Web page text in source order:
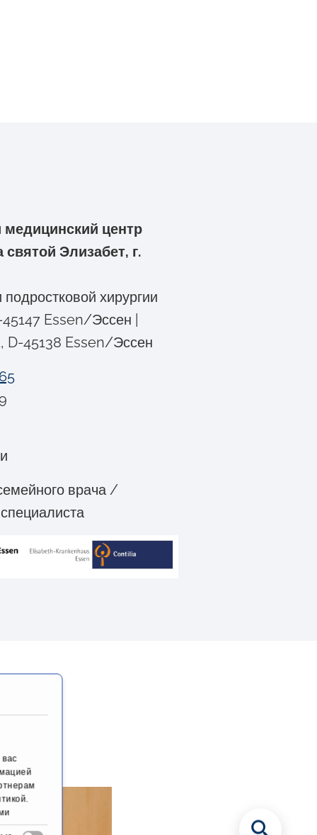
их
медицинский центр
Элизабет, г.
хирургии
Essen/Эссен |
D-45138 Essen/Эссен
врача /